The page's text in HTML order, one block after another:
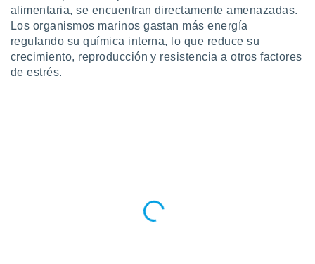
alimentaria, se encuentran directamente amenazadas.
Los organismos marinos gastan más energía
regulando su química interna, lo que reduce su
crecimiento, reproducción y resistencia a otros factores
de estrés.